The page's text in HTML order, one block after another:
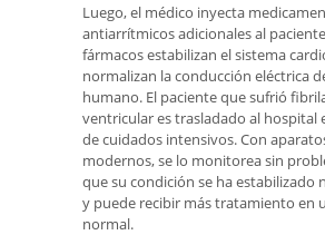
Luego, el médico inyecta
antiarrítmicos adicionales al
fármacos estabilizan el sistema
normalizan la conducción eléctrica
humano. El paciente que sufrió
ventricular es trasladado al hospital
de cuidados intensivos. Con
modernos, se lo monitorea sin
que su condición se ha estabilizado
y puede recibir más tratamiento en
normal.